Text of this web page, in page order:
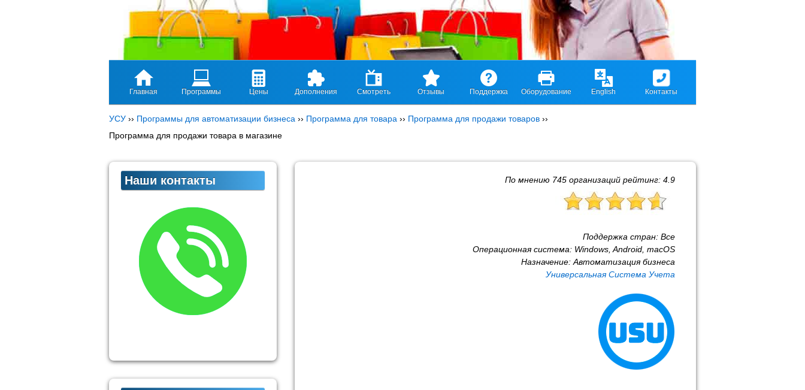
Главная Программы Цены Дополнения Смотреть Отзывы Поддержка Оборудование English Контакты
УСУ ›› Программы для автоматизации бизнеса ›› Программа для товара ›› Программа для продажи товаров ››
Программа для продажи товара в магазине
По мнению 745 организаций рейтинг: 4.9
Поддержка стран: Все
Операционная система: Windows, Android, macOS
Назначение: Автоматизация бизнеса
Универсальная Система Учета
Наши контакты